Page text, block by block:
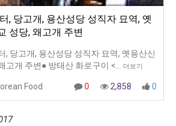
, 당고개, 용산성당 성직자 묘역, 옛
성당, 왜고개 주변
, 당고개, 용산성당 성직자 묘역, 옛용산신
고개 주변● 방태산 화로구이 <…
더보기
Food 0 2,858 0